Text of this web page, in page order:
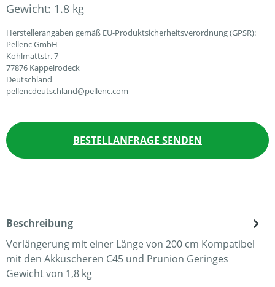
Gewicht: 1.8 kg
Herstellerangaben gemäß EU-Produktsicherheitsverordnung (GPSR):
Pellenc GmbH
Kohlmattstr. 7
77876 Kappelrodeck
Deutschland
pellencdeutschland@pellenc.com
BESTELLANFRAGE SENDEN
Beschreibung
Verlängerung mit einer Länge von 200 cm Kompatibel
mit den Akkuscheren C45 und Prunion Geringes
Gewicht von 1,8 kg